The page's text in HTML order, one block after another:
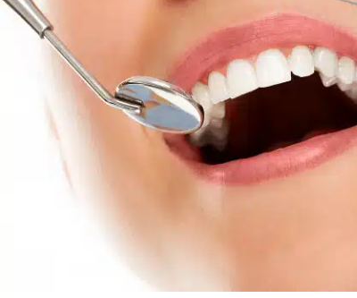
زراعة ألجناحية
رفع ألجيوب الأنفية
الأشعة المقطعية ثلاثية الأبعاد بالشعاع ألمخروطي